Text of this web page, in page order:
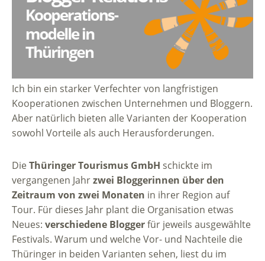
Ich bin ein starker Verfechter von langfristigen
Kooperationen zwischen Unternehmen und Bloggern.
Aber natürlich bieten alle Varianten der Kooperation
sowohl Vorteile als auch Herausforderungen.
DieThüringer Tourismus GmbH schickte im
vergangenen Jahrzwei Bloggerinnen über den
Zeitraum von zwei Monaten in ihrer Region auf
Tour. Für dieses Jahr plant die Organisation etwas
Neues: verschiedene Bloggerfür jeweils ausgewählte
Festivals. Warum und welche Vor- und Nachteile die
Thüringer in beiden Varianten sehen, liest du im